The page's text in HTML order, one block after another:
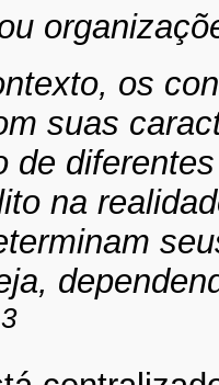
os
suas
de
na